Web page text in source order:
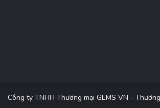
Công ty TNHH Thương mại GEMS VN -